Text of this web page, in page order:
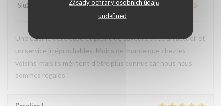
Zásady ochrany osobních údajů
undefined
Služba
Atmosféra:4/5 Kuchyně:5/5 Kvalita / Cena /5
Une cuisine délicieuse et pleine de saveurs, avec un accueil et
un service irréprochables. Moins de monde que chez les
voisins, mais ils méritent d'être plus connus car nous nous
sommes régalés !